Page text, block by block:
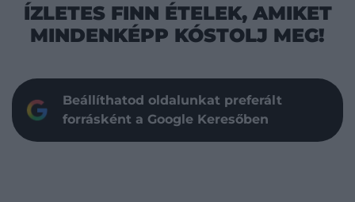
ÍZLETES FINN ÉTELEK, AMIKET
MINDENKÉPP KÓSTOLJ MEG!
Beállíthatod oldalunkat preferált
forrásként a Google Keresőben